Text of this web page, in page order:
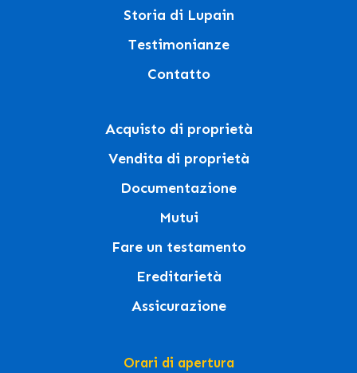
Storia di Lupain
Testimonianze
Contatto
Acquisto di proprietà
Vendita di proprietà
Documentazione
Mutui
Fare un testamento
Ereditarietà
Assicurazione
Orari di apertura